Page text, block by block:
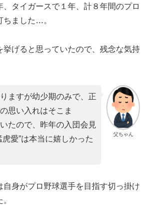
タイガースで１年、計８年間のプロ
ちました…。
挙げると思っていたので、残念な気持
父ちゃん
ますが幼少期のみで、正
思い入れはそこま
たので、昨年の入団会見
愛”は本当に嬉しかった
自身がプロ野球選手を目指す切っ掛け